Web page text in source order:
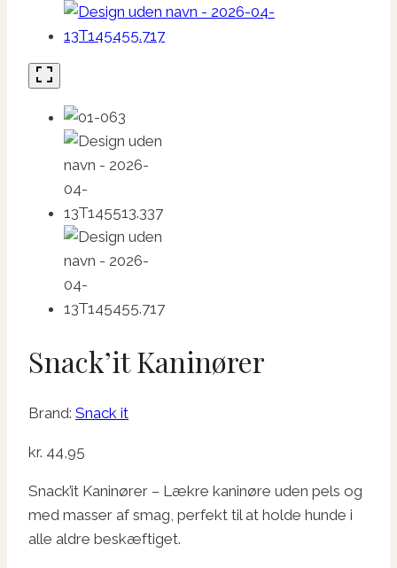
Snack’it Kaninører
Brand: Snack it
kr. 44,95
Snack’it Kaninører – Lækre kaninøre uden pels og
med masser af smag, perfekt til at holde hunde i
alle aldre beskæftiget.